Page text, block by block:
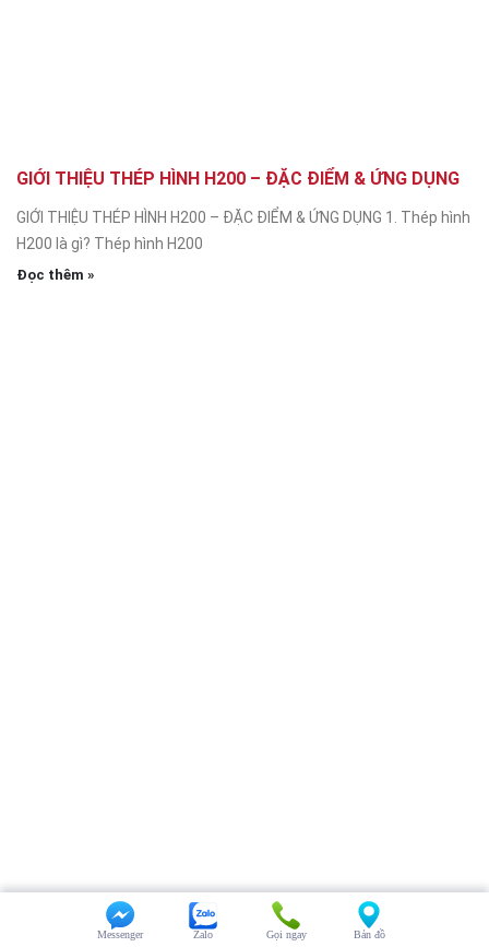
GIỚI THIỆU THÉP HÌNH H200 – ĐẶC ĐIỂM & ỨNG DỤNG
GIỚI THIỆU THÉP HÌNH H200 – ĐẶC ĐIỂM & ỨNG DỤNG 1. Thép hình
H200 là gì? Thép hình H200
Đọc thêm »
Bản đồ
Gọi ngay
Zalo
Messenger